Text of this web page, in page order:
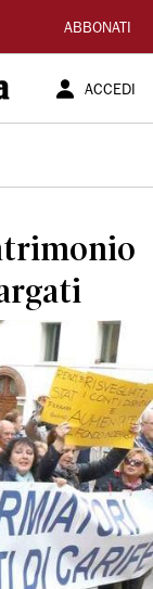
ABBONATI
ACCEDI